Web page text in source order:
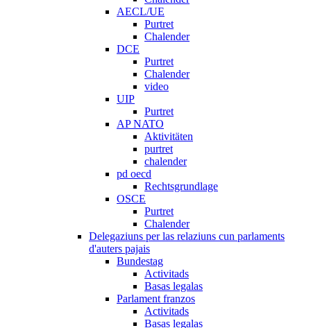
AECL/UE
Purtret
Chalender
DCE
Purtret
Chalender
video
UIP
Purtret
AP NATO
Aktivitäten
purtret
chalender
pd oecd
Rechtsgrundlage
OSCE
Purtret
Chalender
Delegaziuns per las relaziuns cun parlaments
d'auters pajais
Bundestag
Activitads
Basas legalas
Parlament franzos
Activitads
Basas legalas